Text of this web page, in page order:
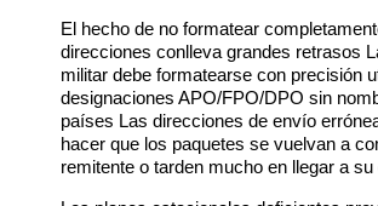
El hecho de no formatear
direcciones conlleva grandes retrasos
militar debe formatearse con precisión
designaciones APO/FPO/DPO sin
países Las direcciones de envío
hacer que los paquetes se vuelvan a
remitente o tarden mucho en llegar a su